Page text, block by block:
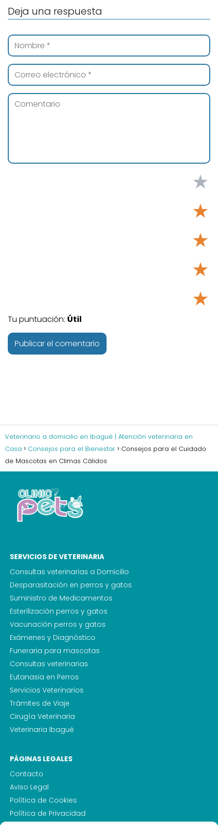
Deja una respuesta
★
★
★
★
★
Tu puntuación: Útil
Veterinario a domicilio en Ibagué | Atención veterinaria en
Casa
Consejos para el Bienestar
Consejos para el Cuidado
de Mascotas en Climas Cálidos
SERVICIOS DE VETERINARIA
Consultas veterinarias a Domicilio
Desparasitación en perros y gatos
Suministro de Medicamentos
Esterilización perros y gatos
Vacunación perros y gatos
Exámenes y Diagnóstico
Funeraria para mascotas
Consultas veterinarias
Eutanasia en Perros
Servicios Veterinarios
Trámites de Viaje
Cirugía Veterinaria
Veterinaria Ibagué
PÁGINAS LEGALES
Contacto
Aviso Legal
Política de Cookies
Política de Privacidad